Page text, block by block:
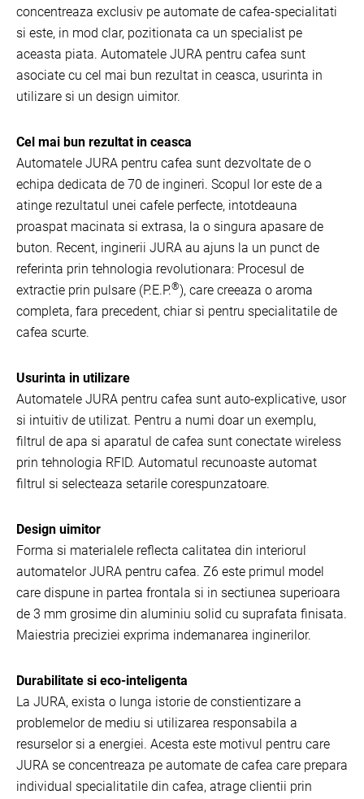
concentreaza exclusiv pe automate de cafea-specialitati
si este, in mod clar, pozitionata ca un specialist pe
aceasta piata. Automatele JURA pentru cafea sunt
asociate cu cel mai bun rezultat in ceasca, usurinta in
utilizare si un design uimitor.
Cel mai bun rezultat in ceasca
Automatele JURA pentru cafea sunt dezvoltate de o
echipa dedicata de 70 de ingineri. Scopul lor este de a
atinge rezultatul unei cafele perfecte, intotdeauna
proaspat macinata si extrasa, la o singura apasare de
buton. Recent, inginerii JURA au ajuns la un punct de
referinta prin tehnologia revolutionara: Procesul de
extractie prin pulsare (P.E.P.®), care creeaza o aroma
completa, fara precedent, chiar si pentru specialitatile de
cafea scurte.
Usurinta in utilizare
Automatele JURA pentru cafea sunt auto-explicative, usor
si intuitiv de utilizat. Pentru a numi doar un exemplu,
filtrul de apa si aparatul de cafea sunt conectate wireless
prin tehnologia RFID. Automatul recunoaste automat
filtrul si selecteaza setarile corespunzatoare.
Design uimitor
Forma si materialele reflecta calitatea din interiorul
automatelor JURA pentru cafea. Z6 este primul model
care dispune in partea frontala si in sectiunea superioara
de 3 mm grosime din aluminiu solid cu suprafata finisata.
Maiestria preciziei exprima indemanarea inginerilor.
Durabilitate si eco-inteligenta
La JURA, exista o lunga istorie de constientizare a
problemelor de mediu si utilizarea responsabila a
resurselor si a energiei. Acesta este motivul pentru care
JURA se concentreaza pe automate de cafea care prepara
individual specialitatile din cafea, atrage clientii prin